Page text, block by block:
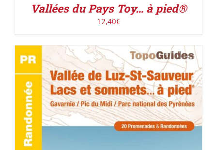
Vallées du Pays Toy… à pied®
12,40€